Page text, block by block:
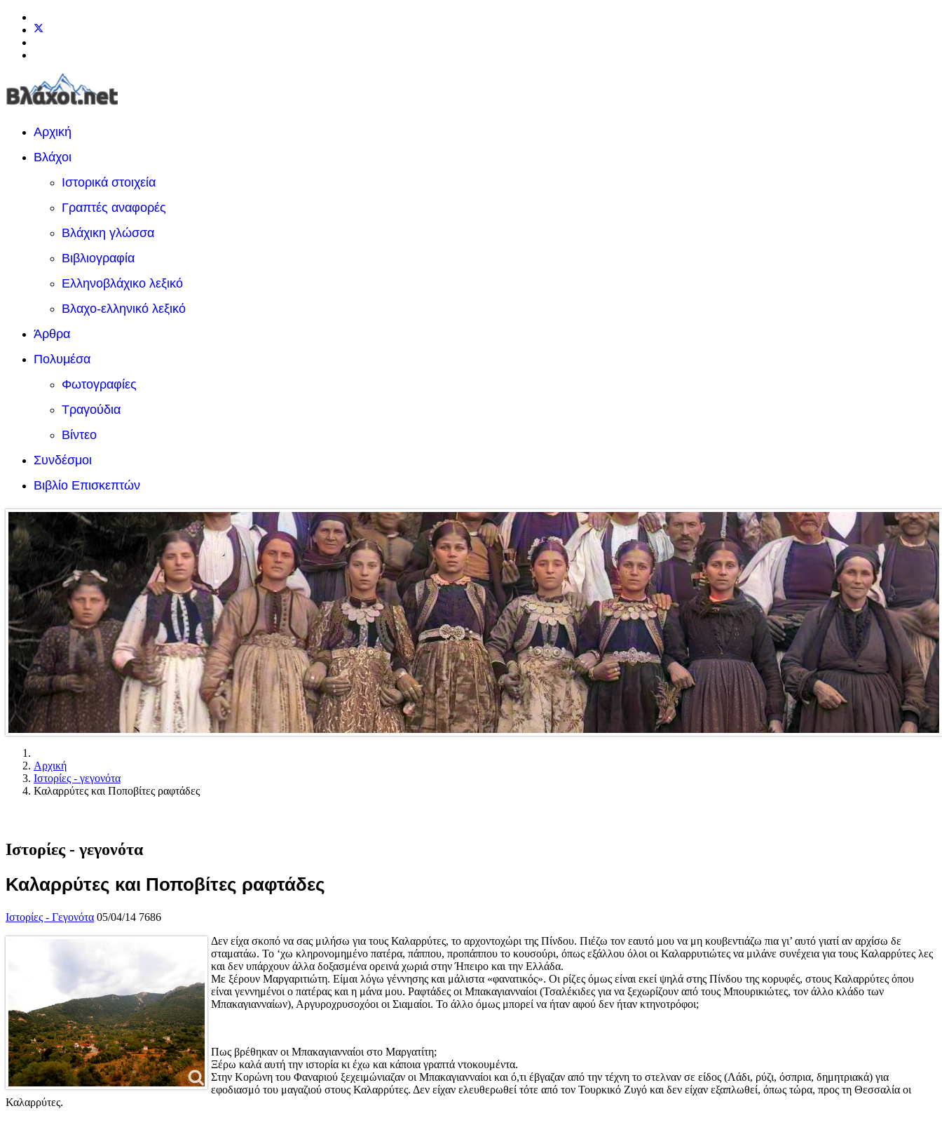
Αρχική
Βλάχοι
Ιστορικά στοιχεία
Γραπτές αναφορές
Βλάχικη γλώσσα
Βιβλιογραφία
Ελληνοβλάχικο λεξικό
Βλαχο-ελληνικό λεξικό
Άρθρα
Πολυμέσα
Φωτογραφίες
Τραγούδια
Βίντεο
Συνδέσμοι
Βιβλίο Επισκεπτών
Αρχική
Ιστορίες - γεγονότα
Καλαρρύτες και Ποποβίτες ραφτάδες
Ιστορίες - γεγονότα
Καλαρρύτες και Ποποβίτες ραφτάδες
Ιστορίες - Γεγονότα 05/04/14 7686
Δεν είχα σκοπό να σας μιλήσω για τους Καλαρρύτες, το αρχοντοχώρι της Πίνδου. Πιέζω τον εαυτό μου να μη κουβεντιάζω πια γι’ αυτό γιατί αν αρχίσω δε
σταματάω. Το ‘χω κληρονομημένο πατέρα, πάππου, προπάππου το κουσούρι, όπως εξάλλου όλοι οι Καλαρρυτιώτες να μιλάνε συνέχεια για τους Καλαρρύτες λες
και δεν υπάρχουν άλλα δοξασμένα ορεινά χωριά στην Ήπειρο και την Ελλάδα.
Με ξέρουν Μαργαριτιώτη. Είμαι λόγω γέννησης και μάλιστα «φανατικός». Οι ρίζες όμως είναι εκεί ψηλά στης Πίνδου της κορυφές, στους Καλαρρύτες όπου
είναι γεννημένοι ο πατέρας και η μάνα μου. Ραφτάδες οι Μπακαγιανναίοι (Τσαλέκιδες για να ξεχωρίζουν από τους Μπουρικιώτες, τον άλλο κλάδο των
Μπακαγιανναίων), Αργυροχρυσοχόοι οι Σιαμαίοι. Το άλλο όμως μπορεί να ήταν αφού δεν ήταν κτηνοτρόφοι;
Πως βρέθηκαν οι Μπακαγιανναίοι στο Μαργατίτη;
Ξέρω καλά αυτή την ιστορία κι έχω και κάποια γραπτά ντοκουμέντα.
Στην Κορώνη του Φαναριού ξεχειμώνιαζαν οι Μπακαγιανναίοι και ό,τι έβγαζαν από την τέχνη το στελναν σε είδος (Λάδι, ρύζι, όσπρια, δημητριακά) για
εφοδιασμό του μαγαζιού στους Καλαρρύτες. Δεν είχαν ελευθερωθεί τότε από τον Τουρκικό Ζυγό και δεν είχαν εξαπλωθεί, όπως τώρα, προς τη Θεσσαλία οι
Καλαρρύτες.